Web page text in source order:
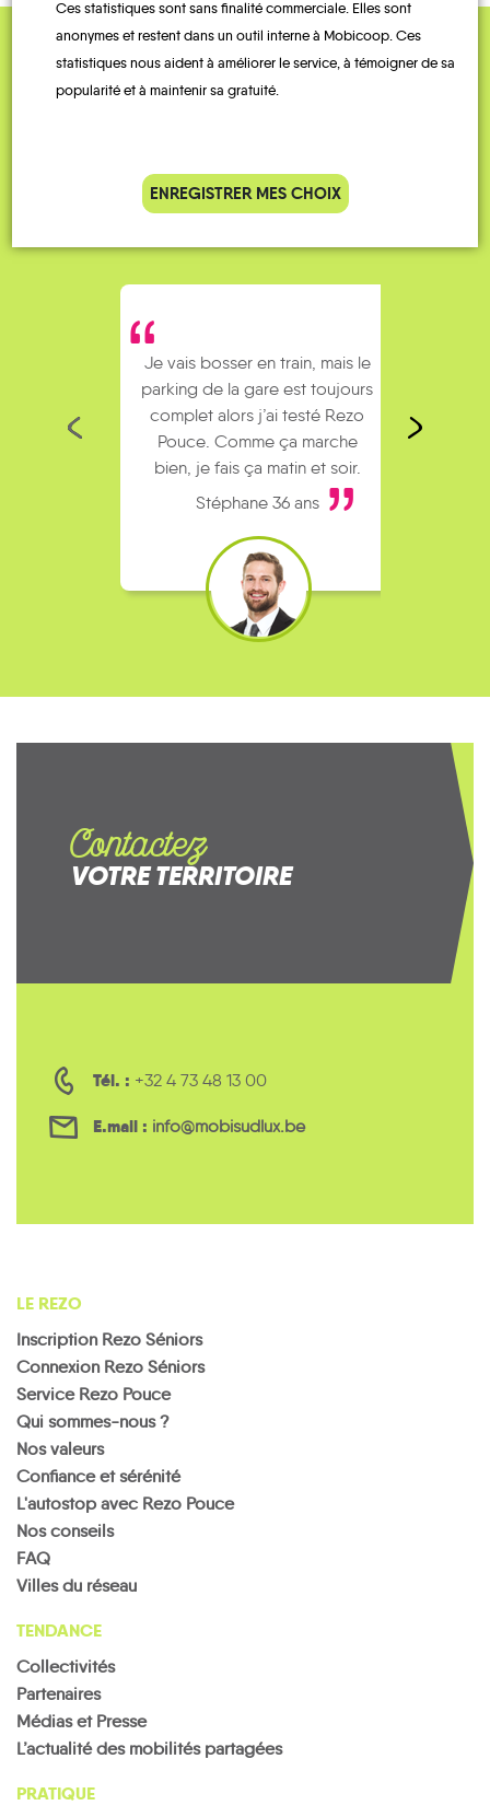
QUELQUES
Témoignages
Je vais bosser en train, mais le
parking de la gare est toujours
complet alors j’ai testé Rezo
Pouce. Comme ça marche
bien, je fais ça matin et soir.
Stéphane 36 ans
Contactez
VOTRE TERRITOIRE
Tél. : +32 4 73 48 13 00
E.mail : info@mobisudlux.be
LE REZO
Inscription Rezo Séniors
Connexion Rezo Séniors
Service Rezo Pouce
Qui sommes-nous ?
Nos valeurs
Confiance et sérénité
L'autostop avec Rezo Pouce
Nos conseils
FAQ
Villes du réseau
TENDANCE
Collectivités
Partenaires
Médias et Presse
L’actualité des mobilités partagées
PRATIQUE
Ces statistiques sont sans finalité commerciale. Elles sont
anonymes et restent dans un outil interne à Mobicoop. Ces
statistiques nous aident à améliorer le service, à témoigner de sa
popularité et à maintenir sa gratuité.
ENREGISTRER MES CHOIX